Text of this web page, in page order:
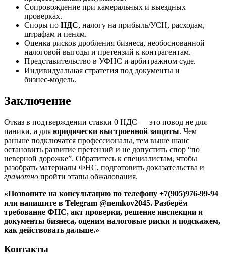
Сопровождение при камеральных и выездных
проверках.
Споры по НДС, налогу на прибыль/УСН, расходам,
штрафам и пеням.
Оценка рисков дробления бизнеса, необоснованной
налоговой выгоды и претензий к контрагентам.
Представительство в УФНС и арбитражном суде.
Индивидуальная стратегия под документы и
бизнес‑модель.
Заключение
Отказ в подтверждении ставки 0 НДС — это повод не для
паники, а для юридически выстроенной защиты. Чем
раньше подключатся профессионалы, тем выше шанс
остановить развитие претензий и не допустить спор “по
неверной дорожке”. Обратитесь к специалистам, чтобы
разобрать материалы ФНС, подготовить доказательства и
грамотно пройти этапы обжалования.
«Позвоните на консультацию по телефону +7(905)976-99-94
или напишите в Telegram @nemkov2045. Разберём
требование ФНС, акт проверки, решение инспекции и
документы бизнеса, оценим налоговые риски и подскажем,
как действовать дальше.»
Контакты